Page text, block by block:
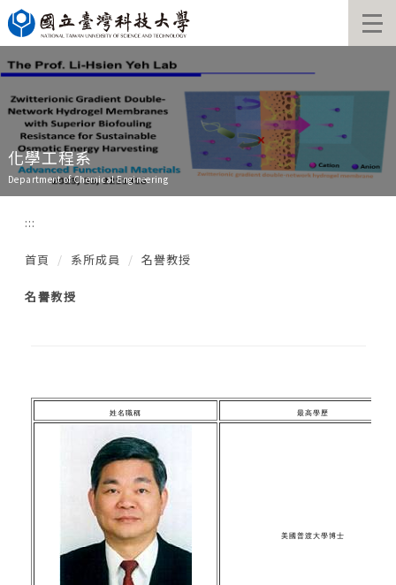
跳
到
主
要
內
容
區
化學工程系
Department of Chemical Engineering
:::
首頁 系所成員 名譽教授
名譽教授
姓名職稱 最高學歷
美國普渡大學博士